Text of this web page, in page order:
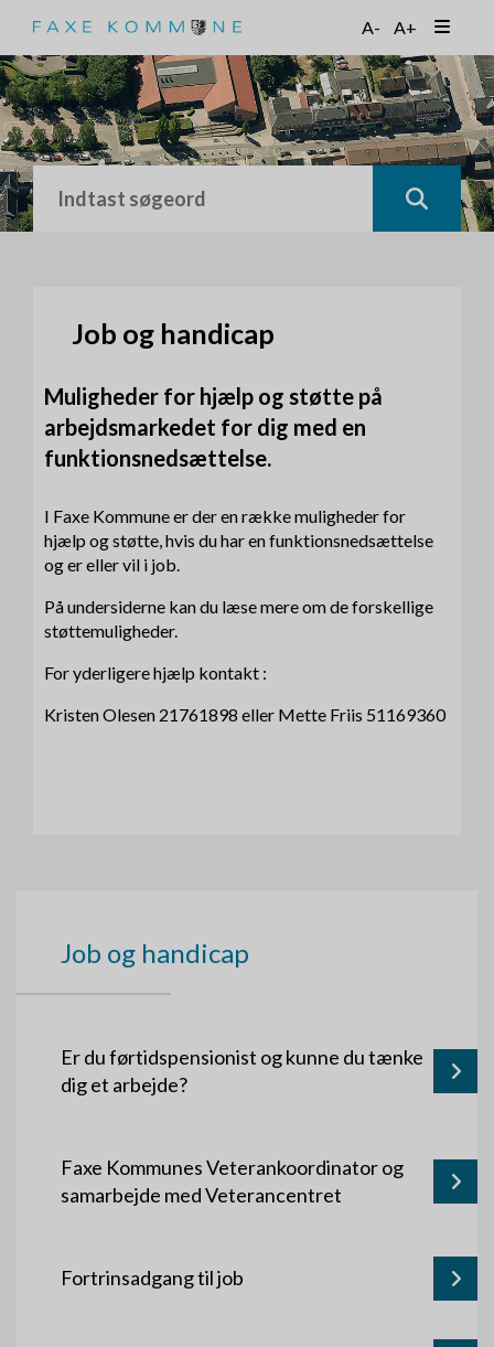
t
i
l
h
o
v
e
d
A- A+
Job og handicap
Muligheder for hjælp og støtte på
arbejdsmarkedet for dig med en
funktionsnedsættelse.
I Faxe Kommune er der en række muligheder for
hjælp og støtte, hvis du har en funktionsnedsættelse
og er eller vil i job.
På undersiderne kan du læse mere om de forskellige
støttemuligheder.
For yderligere hjælp kontakt :
Kristen Olesen 21761898 eller Mette Friis 51169360
Job og handicap
Er du førtidspensionist og kunne du tænke
dig et arbejde?
Faxe Kommunes Veterankoordinator og
samarbejde med Veterancentret
Fortrinsadgang til job